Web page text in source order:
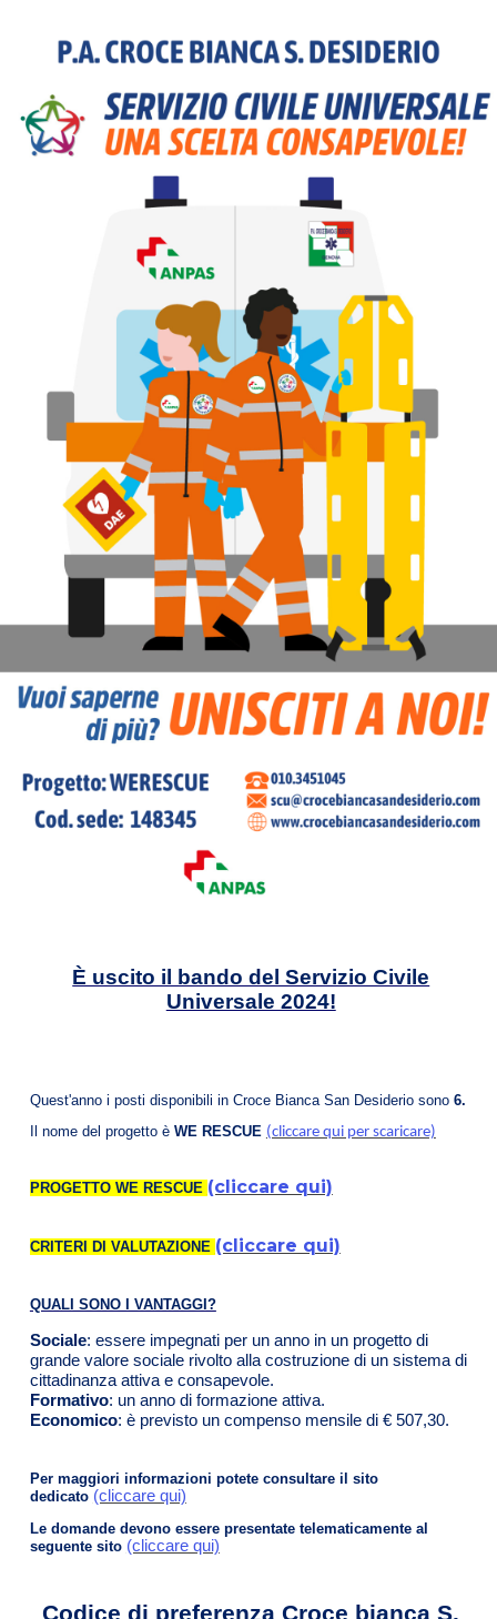
È uscito il bando del Servizio Civile
Universale 2024!
Quest'anno i posti disponibili in Croce Bianca San Desiderio sono 6.
Il nome del progetto è WE RESCUE (cliccare qui per scaricare)
PROGETTO WE RESCUE (cliccare qui)
CRITERI DI VALUTAZIONE (cliccare qui)
QUALI SONO I VANTAGGI?
Sociale: essere impegnati per un anno in un progetto di
grande valore sociale rivolto alla costruzione di un sistema di
cittadinanza attiva e consapevole.
Formativo: un anno di formazione attiva.
Economico: è previsto un compenso mensile di € 507,30.
Per maggiori informazioni potete consultare il sito
dedicato (cliccare qui)
Le domande devono essere presentate telematicamente al
seguente sito (cliccare qui)